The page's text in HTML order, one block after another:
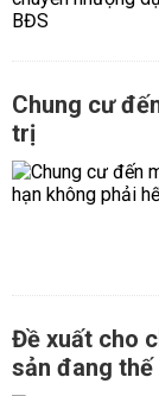
Chung cư
trị
Đề xuất cho
sản đang thế